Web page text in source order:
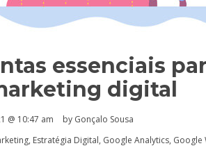
essenciais
digital
@ 10:47 am by Gonçalo Sousa
, Estratégia Digital, Google Analytics, Google